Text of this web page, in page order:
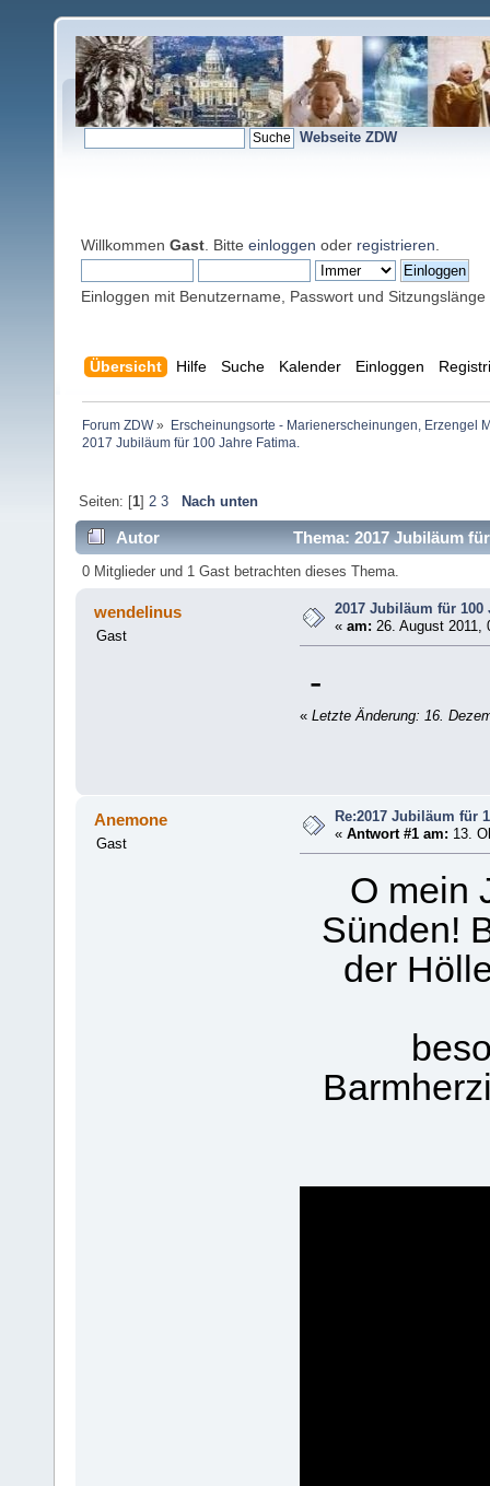
Webseite ZDW
Willkommen Gast . Bitte einloggen oder registrieren
Einloggen mit Benutzername, Passwort und Sitzungslänge
Übersicht Hilfe Suche Kalender Einloggen
Forum ZDW»
Erscheinungsorte - Marienerscheinungen, Erzengel
2017 Jubiläum für 100 Jahre Fatima.
Seiten: [1] 2 3 Nach unten
Autor Thema: 2017 Jubiläum
0 Mitglieder und 1 Gast betrachten dieses Thema.
wendelinus
Gast
2017 Jubiläum für 100
«am: 26. August 2011,
-
« Letzte Änderung: 16.
Anemone
Gast
Re:2017 Jubiläum für
«Antwort #1 am: 13.
O mein
Sünden!
der